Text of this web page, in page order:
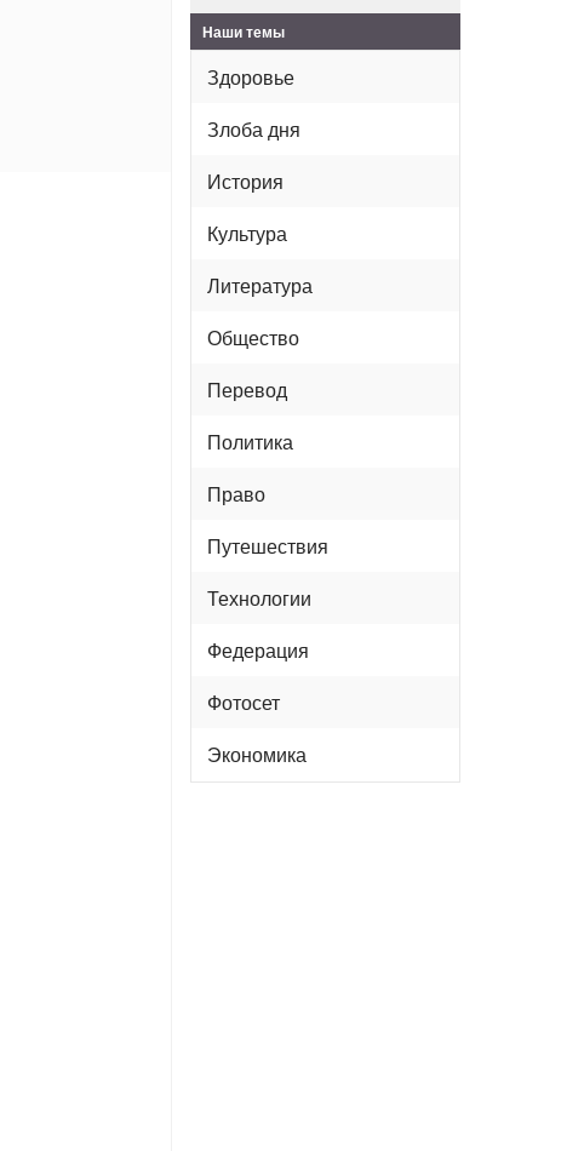
Наши темы
Здоровье
Злоба дня
История
Культура
Литература
Общество
Перевод
Политика
Право
Путешествия
Технологии
Федерация
Фотосет
Экономика